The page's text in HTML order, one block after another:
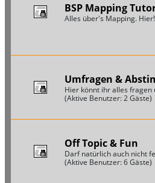
BSP Mapping
Alles über's Mapping. Hier!
Umfragen &
Hier könnt ihr alles fragen
(Aktive Benutzer: 2 Gäste)
Off Topic & Fun
Darf natürlich auch nicht
(Aktive Benutzer: 6 Gäste)